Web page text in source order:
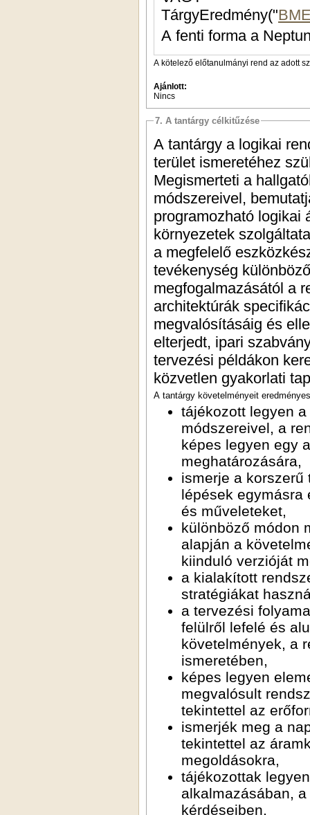
TárgyEredmény("
A fenti forma a
A kötelező előtanulmányi rend az adott
Ajánlott:
Nincs
7. A tantárgy célkitűzése
A tantárgy a logikai
terület ismeretéhez
Megismerteti a
módszereivel,
programozható logikai
környezetek
a megfelelő
tevékenység
megfogalmazásától a
architektúrák
megvalósításáig és
elterjedt, ipari
tervezési példákon
közvetlen gyakorlati
A tantárgy követelményeit
tájékozott legyen a logikai rendszerek tervezésének általános
módszereivel, a rendelkezésre álló
képes legyen egy adott probléma
meghatározására,
ismerje a korszerű tervezői környezetek alapszolgáltatásait, a tervezési
lépések egymásra épülését, az egyes szinteken elvégezhető feladatokat
és műveleteket,
különböző módon megfogalmazott előzetes felhasználói specifikáció
alapján a követelményeket megvalósító berendezés rendszertervének
a kialakított rendszermodell alapján hatékony ellenőrzési és szimulációs
a tervezési folyamat végrehajtása során eredményesen
felülről lefelé és alulról felfelé történő tervezési
követelmények, a rendelkezésre
ismeretében,
képes legyen elemezni a tervezési folyamat
megvalósult rendszer
ismerjék meg a napjainkban használatos
tekintettel az áramkörök közötti és az áramkörön
megoldásokra,
tájékozottak legyenek a különböző magas szintű
alkalmazásában, a hardver-szoftver együttes tervezés elemi
kérdéseiben,